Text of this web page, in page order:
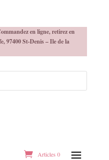
en ligne, retirez en
97400 St-Denis – Ile de la
Articles 0